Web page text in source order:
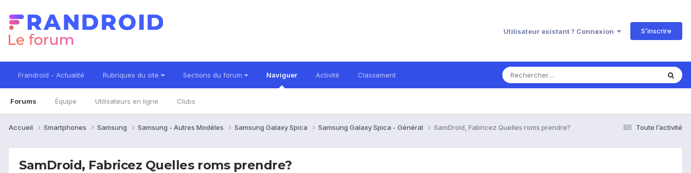
Utilisateur existant ? Connexion S’inscrire
Frandroid - Actualité Rubriques du site Sections du forum Naviguer
Forums Équipe Utilisateurs en ligne Clubs
Activité Classement
Toute l’activité
Accueil Smartphones Samsung Samsung - Autres Modèles Samsung Galaxy Spica Samsung Galaxy Spica - Général SamDroid, Fabricez Quelles roms prendre?
SamDroid, Fabricez Quelles roms prendre?